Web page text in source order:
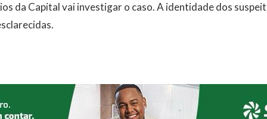
da Capital vai investigar o caso. A identidade dos